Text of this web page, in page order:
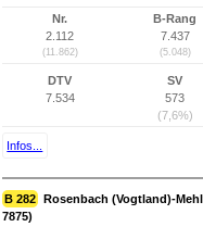
Nr.
2.112
(11.862)
B-Rang
7.437
(5.048)
DTV
7.534
SV
573
(7,6%)
Infos...
B 282 Rosenbach (Vogtland)-
7875)